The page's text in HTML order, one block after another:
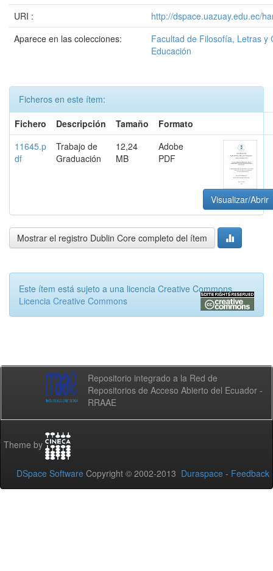
URI :
http://dspace.uazuay.edu.ec/
Aparece en las colecciones:
Facultad de Filosofía, Letras y
Educación
Ficheros en este ítem:
Fichero
Descripción Tamaño
Formato
11645.p
df
Trabajo de
Graduación
12,24
MB
Adobe
PDF
Visualizar/Abrir
Mostrar el registro Dublin Core completo del ítem
Este ítem está sujeto a una licencia Creative Commons
Licencia Creative Commons
Repositorio integrado a la Red de
Repositorios de Acceso Abierto del Ecuador -
RRAAE
Theme by
DSpace Software Copyright © 2002-2013 Duraspace - Feedback